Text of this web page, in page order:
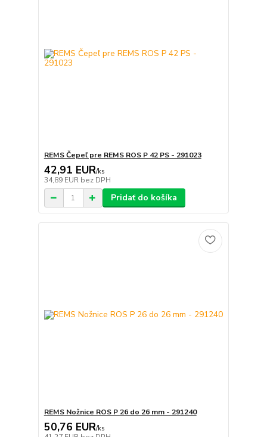
REMS Čepeľ pre REMS ROS P 42 PS - 291023
42,91 EUR/ks
34,89 EUR bez DPH
Pridať do košíka
REMS Nožnice ROS P 26 do 26 mm - 291240
50,76 EUR/ks